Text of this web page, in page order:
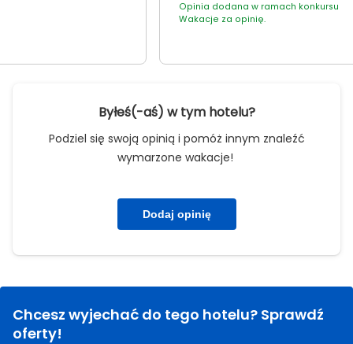
widzianym. ​Świetny pokój i
nienaganna czystość: Pokój
przeszkadzać” / „proszę
– obsługa sprzątająca była
dyskretna i profesjonalna.
atmosfera: Hotel jest stosunkowo
nieduży, co dla mnie było ogromną
tłumów, panuje spokój i relaksujący
klimat. ​Z pewnością chętnie tutaj
wrócę!
Opinia dodana w ramach konkursu
Wakacje za opinię.
Byłeś(-aś) w tym hotelu?
Podziel się swoją opinią i pomóż innym znaleźć
wymarzone wakacje!
Dodaj opinię
Chcesz wyjechać do tego hotelu? Sprawdź
oferty!